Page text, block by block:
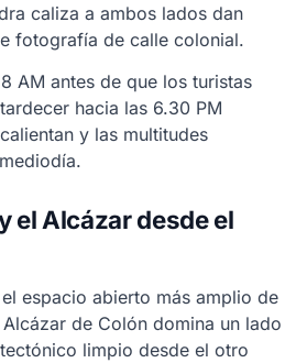
caliza a ambos lados dan
fotografía de calle colonial.
AM antes de que los turistas
hacia las 6.30 PM
y las multitudes
el Alcázar desde el
espacio abierto más amplio de
de Colón domina un lado
limpio desde el otro